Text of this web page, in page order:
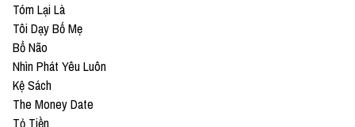
Tóm Lại Là
Tôi Dạy Bố Mẹ
Bổ Não
Nhìn Phát Yêu Luôn
Kệ Sách
The Money Date
Tỏ Tiền